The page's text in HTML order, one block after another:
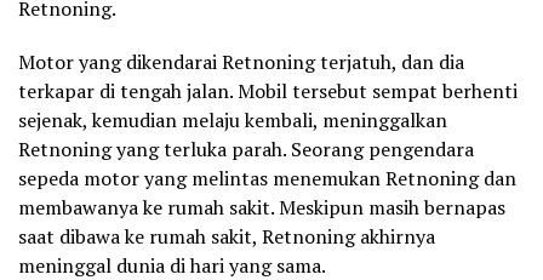
Retnoning.
Motor yang dikendarai Retnoning terjatuh, dan dia
terkapar di tengah jalan. Mobil tersebut sempat berhenti
sejenak, kemudian melaju kembali, meninggalkan
Retnoning yang terluka parah. Seorang pengendara
sepeda motor yang melintas menemukan Retnoning dan
membawanya ke rumah sakit. Meskipun masih bernapas
saat dibawa ke rumah sakit, Retnoning akhirnya
meninggal dunia di hari yang sama.